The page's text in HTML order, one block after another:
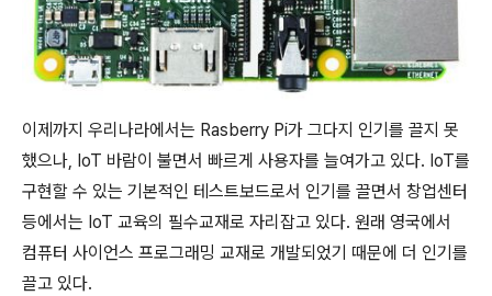
이제까지 우리나라에서는 Rasberry Pi가 그다지 인기를 끌지 못
했으나, IoT 바람이 불면서 빠르게 사용자를 늘여가고 있다. IoT를
구현할 수 있는 기본적인 테스트보드로서 인기를 끌면서 창업센터
등에서는 IoT 교육의 필수교재로 자리잡고 있다. 원래 영국에서
컴퓨터 사이언스 프로그래밍 교재로 개발되었기 때문에 더 인기를
끌고 있다.